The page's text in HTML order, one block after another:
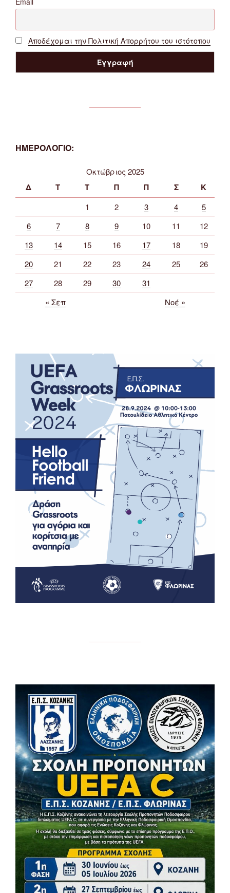
Αποδέχομαι την Πολιτική Απορρήτου του ιστότοπου
ΗΜΕΡΟΛΟΓΙΟ:
Οκτώβριος 2025
Δ Τ Τ Π Π Σ Κ
1 2 3 4
5
6
7 8 9 10 11
12
13
14 15 16 17 18
19
20
21 22 23 24 25
26
27
28 29 30
31
« Σεπ
Νοέ »